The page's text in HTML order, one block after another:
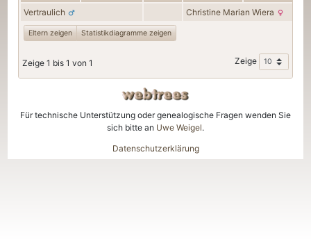
Vertraulich
Christine Marian Wiera
Eltern zeigen Statistikdiagramme zeigen
Zeige 1 bis 1 von 1 Zeige
Für technische Unterstützung oder genealogische Fragen wenden Sie
sich bitte an Uwe Weigel.
Datenschutzerklärung